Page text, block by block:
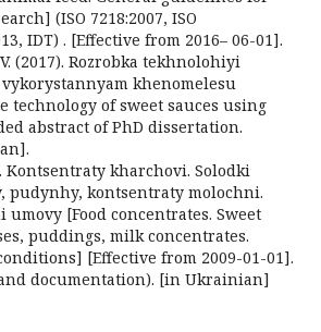
(ISO 7218:2007, ISO
IDT) . [Effective from 2016– 06-01].
(2017). Rozrobka tekhnolohiyi
khenomelesu
technology of sweet sauces using
abstract of PhD dissertation.
Kontsentraty kharchovi. Solodki
pudynhy, kontsentraty molochni.
[Food concentrates. Sweet
puddings, milk concentrates.
[Effective from 2009-01-01].
documentation). [in Ukrainian]